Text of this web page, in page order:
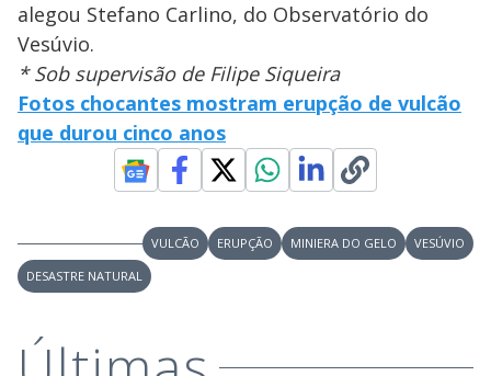
alegou Stefano Carlino, do Observatório do
Vesúvio.
* Sob supervisão de Filipe Siqueira
Fotos chocantes mostram erupção de vulcão
que durou cinco anos
VULCÃO ERUPÇÃO MINIERA DO GELO
VESÚVIO
DESASTRE NATURAL